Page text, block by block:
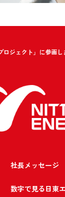
ロジェクト」に参画し
社長メッセージ
数字で見る日東